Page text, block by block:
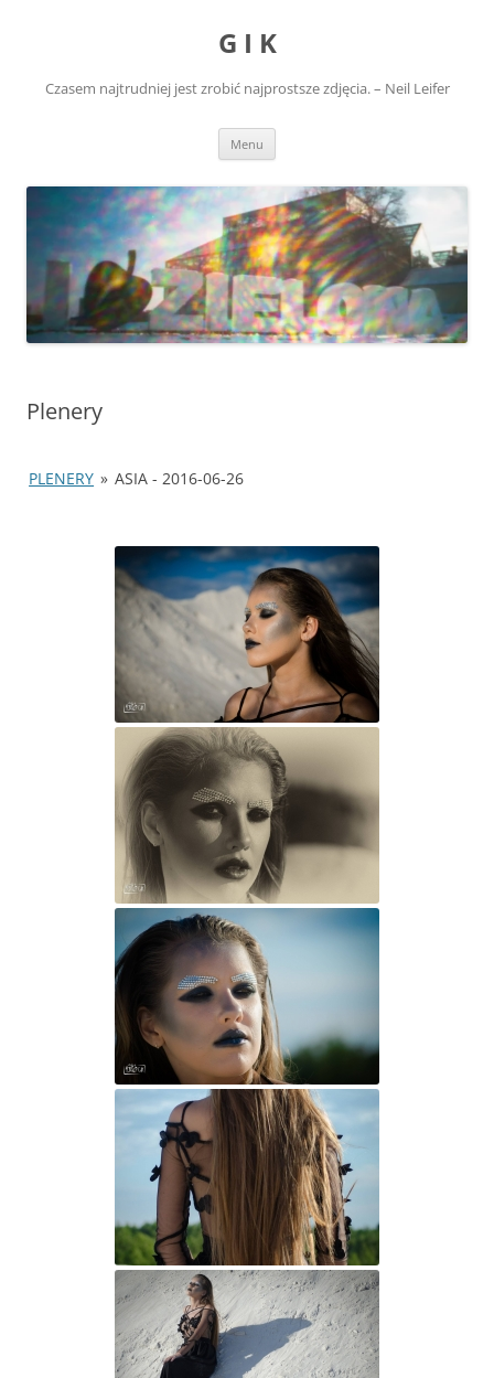
G I K
Czasem najtrudniej jest zrobić najprostsze zdjęcia. – Neil Leifer
Menu
Plenery
PLENERY » ASIA - 2016-06-26